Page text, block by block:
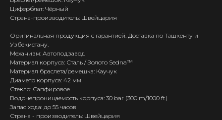
Циферблат: Чёрный
Страна-производитель: Швейцария
Оригинальная продукция с гарантией. Доставка по Ташкенту и
Узбекистану.
Механизм: Автоподзавод
Материал корпуса: Сталь / Золото Sedna™
Материал браслета/ремешка: Каучук
Диаметр корпуса: 42 мм
Стекло: Сапфировое
Водонепроницаемость корпуса: 30 bar (300 m/1000 ft)
Запас хода: до 55 часов
Страна - производитель: Швейцария